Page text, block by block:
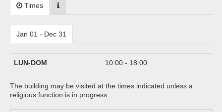
Times
Jan 01 - Dec 31
LUN-DOM 10:00 - 18:00
The building may be visited at the times indicated unless a
religious function is in progress